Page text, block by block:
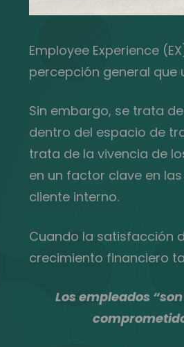
Employee Experience
percepción general que
Sin embargo, se trata
dentro del espacio de
trata de la vivencia de
en un factor clave en
cliente interno.
Cuando la satisfacción
crecimiento financiero
Los empleados